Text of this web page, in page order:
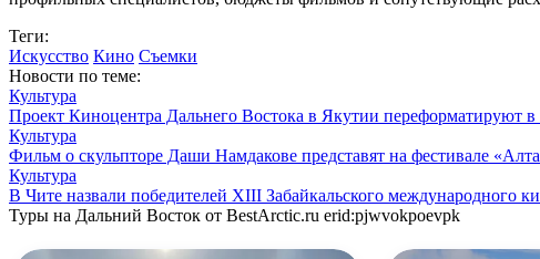
Теги:
Искусство Кино Съемки
Новости по теме:
Культура
Проект Киноцентра Дальнего Востока в Якутии переформатируют
Культура
Фильм о скульпторе Даши Намдакове представят на фестивале
Культура
В Чите назвали победителей XIII Забайкальского международного
Туры на Дальний Восток от BestArctic.ru erid:pjwvokpoevpk